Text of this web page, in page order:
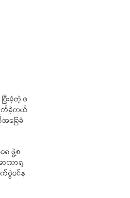
းခဲ့တဲ့ ဇ
ရွက်ခဲ့တယ်
ခြေခံ
၈ ဖွဲ့စ
ာဏာရှ
ပွဲဝင်န